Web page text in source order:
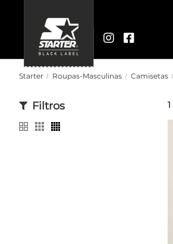
Starter Roupas-Masculinas Camisetas
Filtros 1